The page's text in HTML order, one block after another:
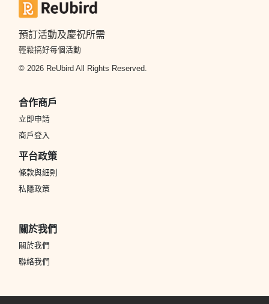
預訂活動及慶祝所需
輕鬆搞好每個活動
© 2026 ReUbird All Rights Reserved.
合作商戶
立即申請
商戶登入
平台政策
條款與細則
私隱政策
關於我們
關於我們
聯絡我們